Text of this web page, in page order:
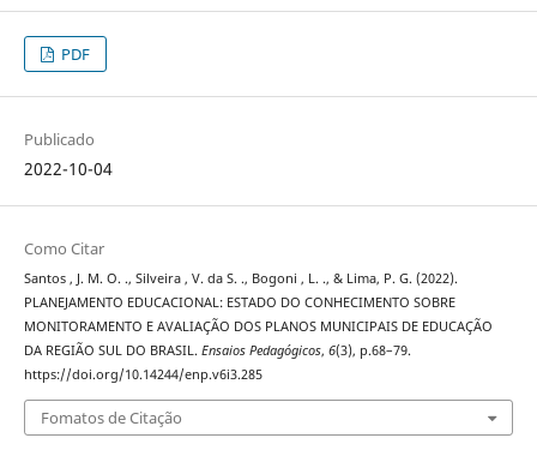
PDF
Publicado
2022-10-04
Como Citar
Santos , J. M. O. ., Silveira , V. da S. ., Bogoni , L. ., & Lima, P. G. (2022).
PLANEJAMENTO EDUCACIONAL: ESTADO DO CONHECIMENTO SOBRE
MONITORAMENTO E AVALIAÇÃO DOS PLANOS MUNICIPAIS DE EDUCAÇÃO
DA REGIÃO SUL DO BRASIL. Ensaios Pedagógicos, 6(3), p.68–79.
https://doi.org/10.14244/enp.v6i3.285
Fomatos de Citação